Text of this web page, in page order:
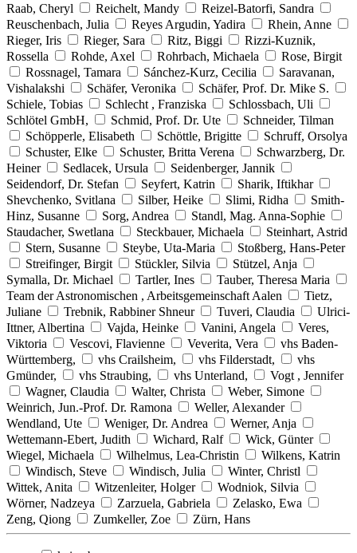
Raab, Cheryl
Reichelt, Mandy
Reizel-Batorfi, Sandra
Reuschenbach, Julia
Reyes Argudin, Yadira
Rhein, Anne
Rieger, Iris
Rieger, Sara Ritz, Biggi
Rizzi-Kuznik,
Rossella
Rohde, Axel Rohrbach, Michaela
Rose, Birgit
Rossnagel, Tamara
Sánchez-Kurz, Cecilia
Saravanan,
Vishalakshi
Schäfer, Veronika
Schäfer, Prof. Dr. Mike S.
Schiele, Tobias
Schlecht , Franziska
Schlossbach, Uli
Schlötel GmbH,
Schmid, Prof. Dr. Ute
Schneider, Tilman
Schöpperle, Elisabeth
Schöttle, Brigitte
Schruff, Orsolya
Schuster, Elke
Schuster, Britta Verena
Schwarzberg, Dr.
Heiner
Sedlacek, Ursula
Seidenberger, Jannik
Seidendorf, Dr. Stefan
Seyfert, Katrin
Sharik, Iftikhar
Shevchenko, Svitlana
Silber, Heike Slimi, Ridha
Smith-
Hinz, Susanne
Sorg, Andrea
Standl, Mag. Anna-Sophie
Staudacher, Swetlana
Steckbauer, Michaela
Steinhart, Astrid
Stern, Susanne
Steybe, Uta-Maria
Stoßberg, Hans-Peter
Streifinger, Birgit
Stückler, Silvia
Stützel, Anja
Symalla, Dr. Michael
Tartler, Ines
Tauber, Theresa Maria
Team der Astronomischen , Arbeitsgemeinschaft Aalen
Tietz,
Juliane
Trebnik, Rabbiner Shneur Tuveri, Claudia
Ulrici-
Ittner, Albertina
Vajda, Heinke Vanini, Angela
Veres,
Viktoria
Vescovi, Flavienne Veverita, Vera
vhs Baden-
Württemberg,
vhs Crailsheim, vhs Filderstadt,
vhs
Gmünder,
vhs Straubing, vhs Unterland,
Vogt , Jennifer
Wagner, Claudia
Walter, Christa
Weber, Simone
Weinrich, Jun.-Prof. Dr. Ramona
Weller, Alexander
Wendland, Ute
Weniger, Dr. Andrea
Werner, Anja
Wettemann-Ebert, Judith
Wichard, Ralf
Wick, Günter
Wiegel, Michaela
Wilhelmus, Lea-Christin
Wilkens, Katrin
Windisch, Steve
Windisch, Julia
Winter, Christl
Wittek, Anita
Witzenleiter, Holger
Wodniok, Silvia
Wörner, Nadzeya
Zarzuela, Gabriela
Zelasko, Ewa
Zeng, Qiong
Zumkeller, Zoe Zürn, Hans